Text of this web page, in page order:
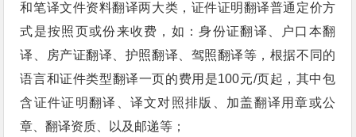
和笔译文件资料翻译两大类，证件证明翻译普通定价方
式是按照页或份来收费，如：身份证翻译、户口本翻
译、房产证翻译、护照翻译、驾照翻译等，根据不同的
语言和证件类型翻译一页的费用是100元/页起，其中包
含证件证明翻译、译文对照排版、加盖翻译用章或公
章、翻译资质、以及邮递等；